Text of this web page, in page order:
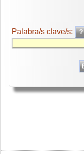
Palabra/s clave/s: